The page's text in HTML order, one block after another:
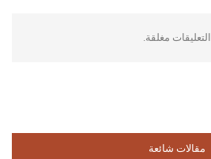
التعليقات مغلقة.
مقالات شائعة